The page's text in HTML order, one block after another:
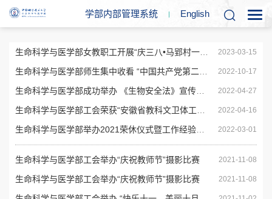
学部内部管理系统 English
2023-03-15
2022-10-17
2022-04-27
2022-04-16
2022-03-01
生命科学与医学部工会举办“庆祝教师节”摄影比赛 2021-11-08
生命科学与医学部工会举办“庆祝教师节”摄影比赛 2021-11-08